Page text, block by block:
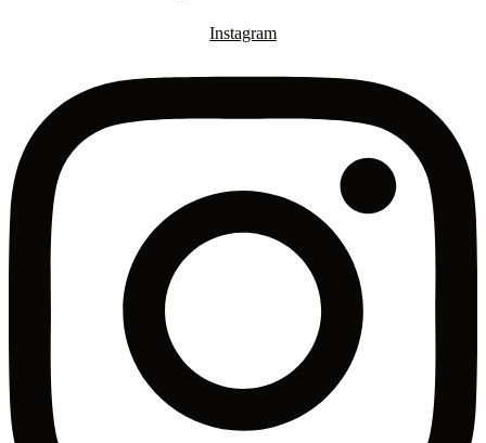
Instagram